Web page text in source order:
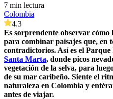
7 min lectura
Colombia
4.3
Es sorprendente observar cómo
para combinar paisajes que, en
contradictorios. Así es el
Santa Marta, donde picos
vegetación de la selva, para
de su mar caribeño. Siente el
naturaleza en Colombia y
antes de viajar.